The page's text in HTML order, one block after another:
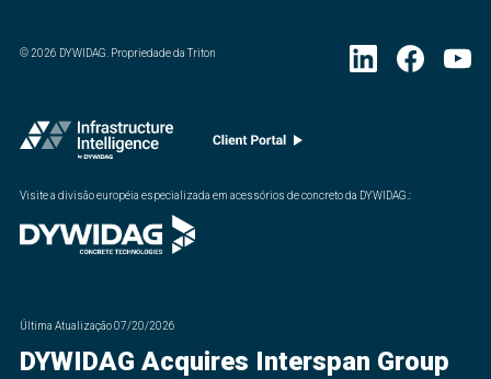
©2026 DYWIDAG. Propriedade da Triton
Visite a divisão européia especializada em acessórios de concreto da DYWIDAG.:
Última Atualização07/20/2026
DYWIDAG Acquires Interspan Group